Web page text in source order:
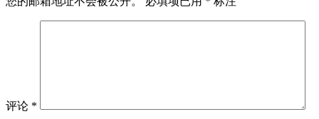
评论 *